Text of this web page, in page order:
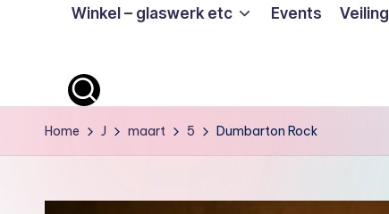
A
-
Winkel – glaswerk etc Events Veiling
Home J maart 5 Dumbarton Rock